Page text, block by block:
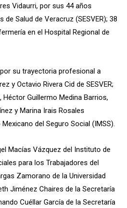
Vidaurri, por sus 44 años
Salud de Veracruz (SESVER); 38
en el Hospital Regional de
su trayectoria profesional a
y Octavio Rivera Cid de SESVER;
Héctor Guillermo Medina Barrios,
y Marina Irais Rosales
del Seguro Social (IMSS).
Macías Vázquez del Instituto de
para los Trabajadores del
Zamorano de la Universidad
Jiménez Chaires de la Secretaría
Cuéllar García de la Secretaría